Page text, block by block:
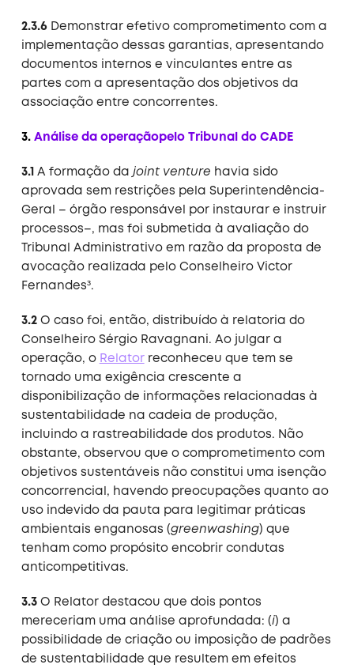
2.3.6Demonstrar efetivo comprometimento com a
implementação dessas garantias, apresentando
documentos internos e vinculantes entre as
partes com a apresentação dos objetivos da
associação entre concorrentes.
3.Análise da operaçãopelo Tribunal do CADE
3.1 A formação da joint venture havia sido
aprovada sem restrições pela Superintendência-
Geral – órgão responsável por instaurar e instruir
processos–, mas foi submetida à avaliação do
Tribunal Administrativo em razão da proposta de
avocação realizada pelo Conselheiro Victor
Fernandes³.
3.2 O caso foi, então, distribuído à relatoria do
Conselheiro Sérgio Ravagnani. Ao julgar a
operação, o Relatorreconheceu que tem se
tornado uma exigência crescente a
disponibilização de informações relacionadas à
sustentabilidade na cadeia de produção,
incluindo a rastreabilidade dos produtos. Não
obstante, observou que o comprometimento com
objetivos sustentáveis não constitui uma isenção
concorrencial, havendo preocupações quanto ao
uso indevido da pauta para legitimar práticas
ambientais enganosas (greenwashing) que
tenham como propósito encobrir condutas
anticompetitivas.
3.3O Relator destacou que dois pontos
mereceriam uma análise aprofundada: (i) a
possibilidade de criação ou imposição de padrões
de sustentabilidade que resultem em efeitos